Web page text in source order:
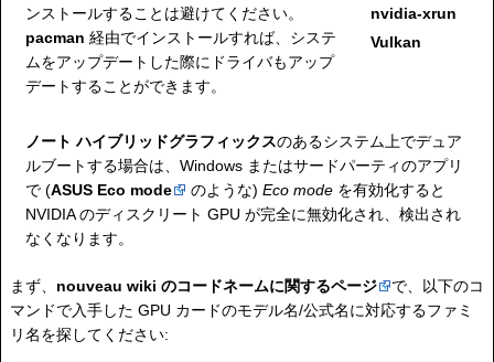
nvidia-xrun
Vulkan
ンストールすることは避けてください。
pacman 経由でインストールすれば、システ
ムをアップデートした際にドライバもアップ
デートすることができます。
ノート ハイブリッドグラフィックスのあるシステム上でデュア
ルブートする場合は、Windows またはサードパーティのアプリ
で (ASUS Eco mode のような) Eco mode を有効化すると
NVIDIA のディスクリート GPU が完全に無効化され、検出され
なくなります。
まず、 nouveau wiki のコードネームに関するページ
で、以下のコ
マンドで入手した GPU カードのモデル名/公式名に対応するファミ
リ名を探してください: